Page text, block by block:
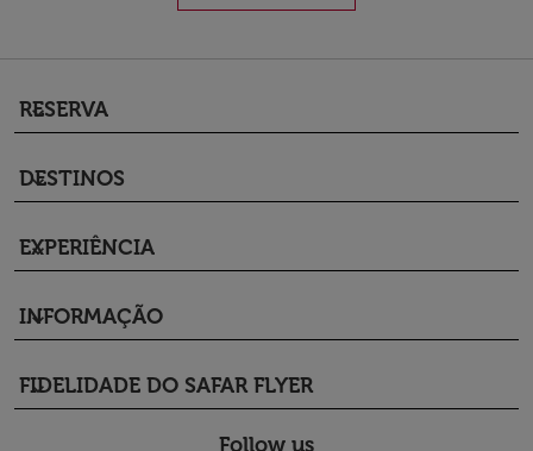
RESERVA
keyboard_arrow_down
DESTINOS
keyboard_arrow_down
EXPERIÊNCIA
keyboard_arrow_down
INFORMAÇÃO
keyboard_arrow_down
FIDELIDADE DO SAFAR FLYER
keyboard_arrow_down
Follow us